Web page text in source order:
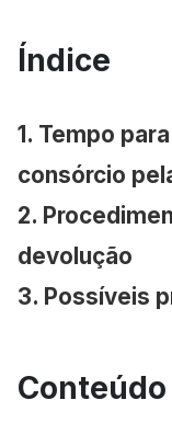
Índice
1. Tempo
consórcio
2.
devolução
3. Possíveis
Conteúdo